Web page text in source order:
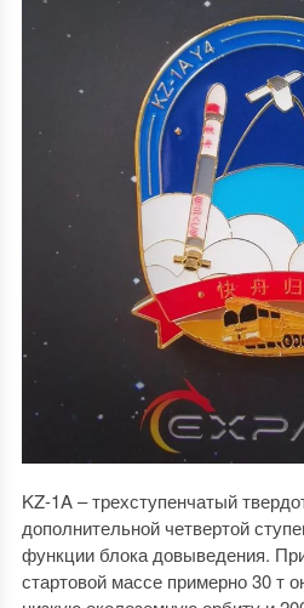
KZ-1A – трехступенчатый
дополнительной четвертой
функции блока довыведения.
стартовой массе примерно 30 т